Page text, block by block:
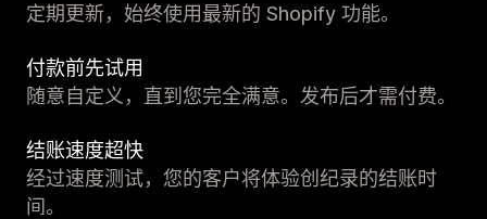
定期更新，始终使用最新的 Shopify 功能。
付款前先试用
随意自定义，直到您完全满意。发布后才需付费。
结账速度超快
经过速度测试，您的客户将体验创纪录的结账时
间。